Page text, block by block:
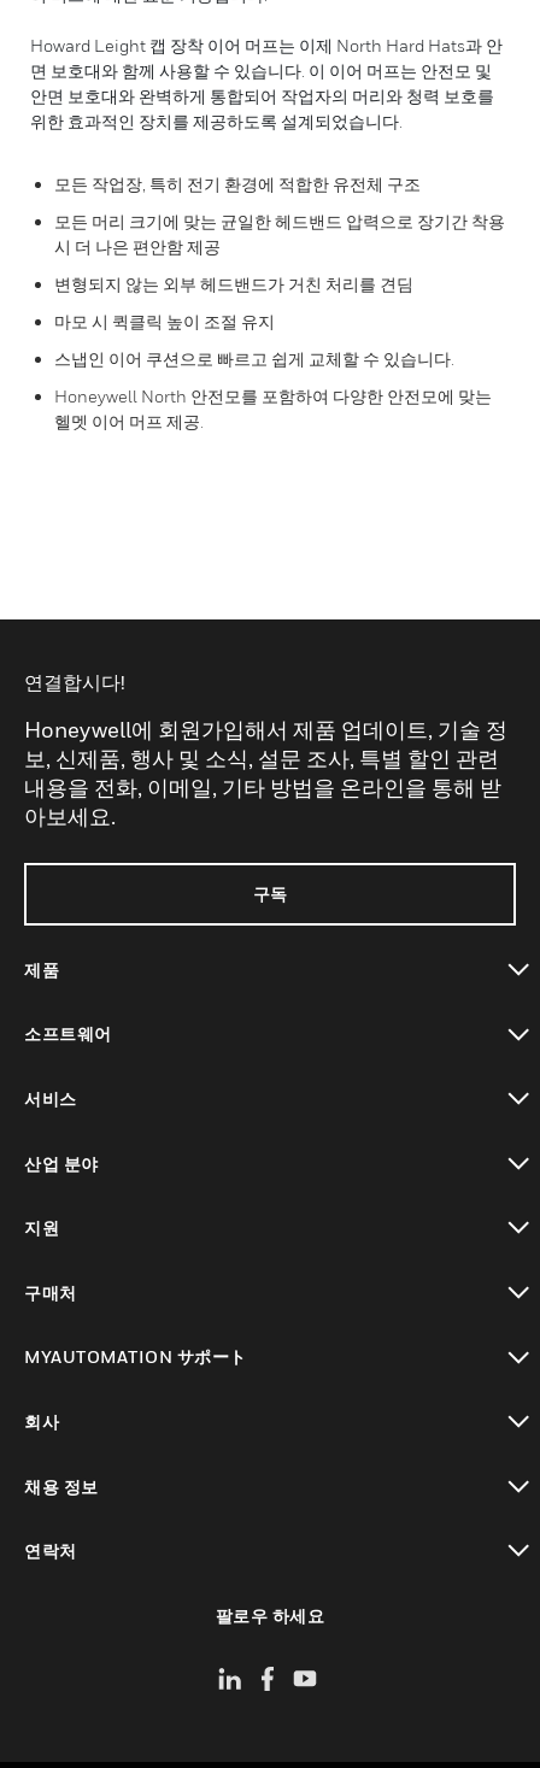
Howard Leight 캡 장착 이어 머프는 이제 North Hard Hats과 안
면 보호대와 함께 사용할 수 있습니다. 이 이어 머프는 안전모 및
안면 보호대와 완벽하게 통합되어 작업자의 머리와 청력 보호를
위한 효과적인 장치를 제공하도록 설계되었습니다.
모든 작업장, 특히 전기 환경에 적합한 유전체 구조
모든 머리 크기에 맞는 균일한 헤드밴드 압력으로 장기간 착용
시 더 나은 편안함 제공
변형되지 않는 외부 헤드밴드가 거친 처리를 견딤
마모 시 퀵클릭 높이 조절 유지
스냅인 이어 쿠션으로 빠르고 쉽게 교체할 수 있습니다.
Honeywell North 안전모를 포함하여 다양한 안전모에 맞는
헬멧 이어 머프 제공.
연결합시다!
Honeywell에 회원가입해서 제품 업데이트, 기술 정
보, 신제품, 행사 및 소식, 설문 조사, 특별 할인 관련
내용을 전화, 이메일, 기타 방법을 온라인을 통해 받
아보세요.
구독
제품
소프트웨어
서비스
산업 분야
지원
구매처
MYAUTOMATION サポート
회사
채용 정보
연락처
팔로우 하세요